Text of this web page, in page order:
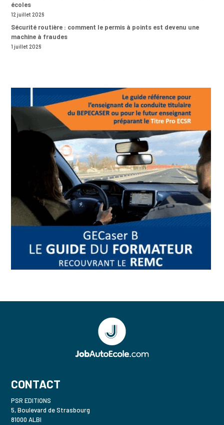
écoles
12 juillet 2026
Sécurité routière : comment le permis à points est devenu une
machine à fraudes
1 juillet 2026
CONTACT
PSR EDITIONS
5, Boulevard de Strasbourg
81000 ALBI